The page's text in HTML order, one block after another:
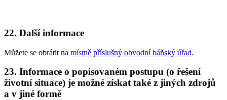
22. Další informace
Můžete se obrátit na místně příslušný obvodní báňský úřad.
23. Informace o popisovaném postupu (o řešení
životní situace) je možné získat také z jiných zdrojů
a v jiné formě